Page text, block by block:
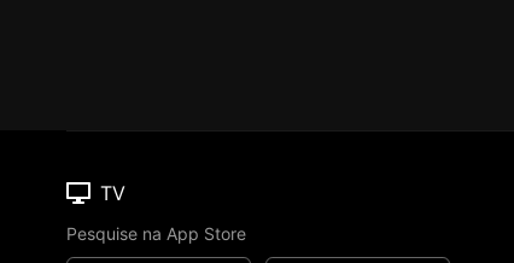
TV
Pesquise na App Store